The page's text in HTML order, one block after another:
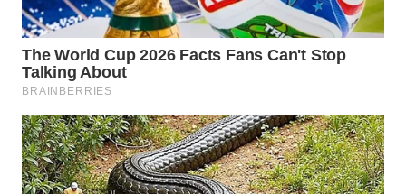
WN
TANJUNG
LESUNG
WN
KARO
WN
SIMALUNGUN